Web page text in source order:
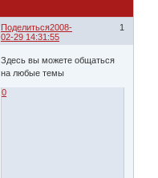
Поделиться 1
2008-
02-29 14:31:55
Здесь вы можете общаться
на любые темы
0